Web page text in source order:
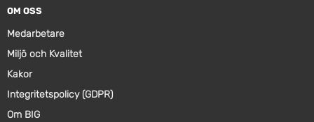
OM OSS
Medarbetare
Miljö och Kvalitet
Kakor
Integritetspolicy (GDPR)
Om BIG